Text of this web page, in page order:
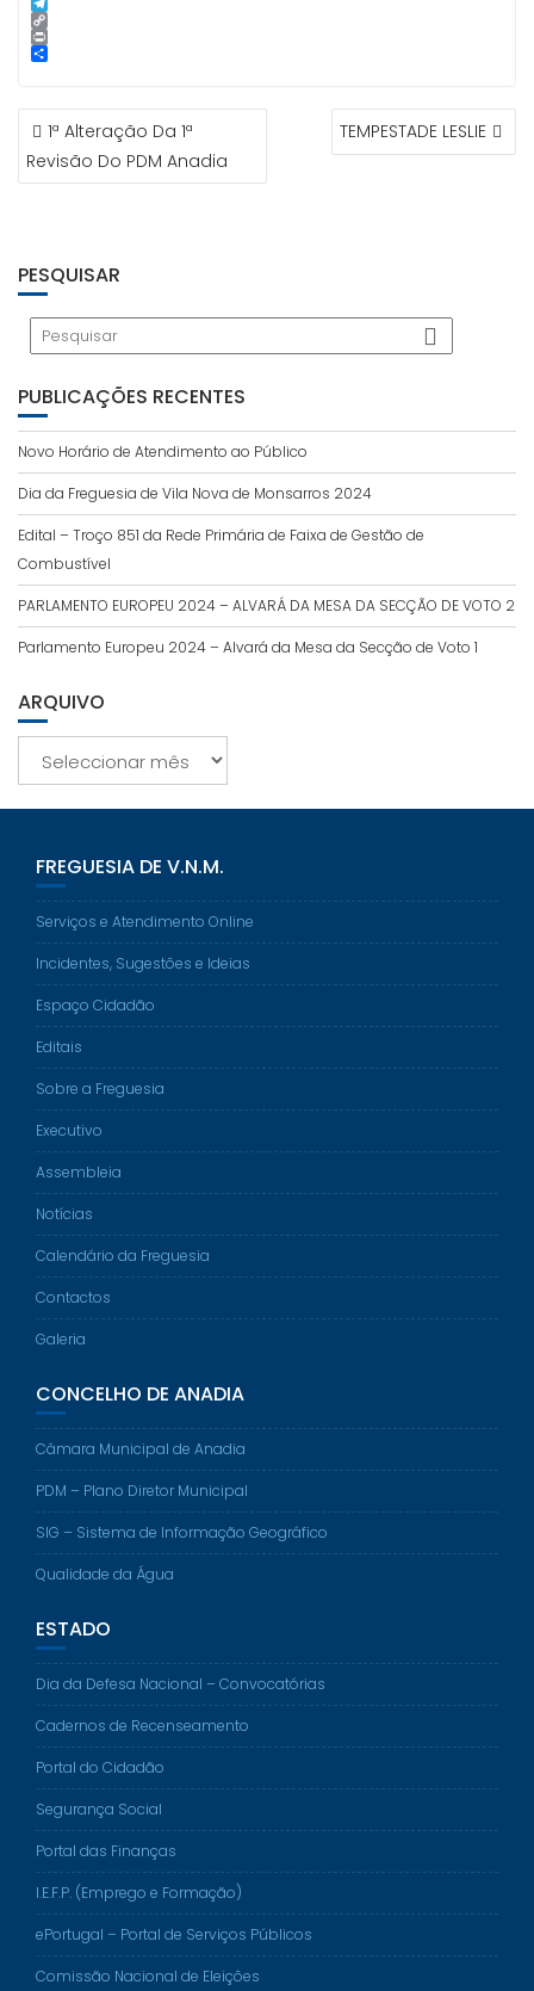
e
r
e
d
I
t
e
r
n
e
k
y
p
T
e
l
m
C
o
n
k
P
e
NAVEGAÇÃO
DE
ARTIGOS
1ª Alteração Da 1ª
Revisão Do PDM Anadia
TEMPESTADE LESLIE
PESQUISAR
PUBLICAÇÕES RECENTES
Novo Horário de Atendimento ao Público
Dia da Freguesia de Vila Nova de Monsarros 2024
Edital – Troço 851 da Rede Primária de Faixa de Gestão de
Combustível
PARLAMENTO EUROPEU 2024 – ALVARÁ DA MESA DA SECÇÃO DE VOTO 2
Parlamento Europeu 2024 – Alvará da Mesa da Secção de Voto 1
ARQUIVO
FREGUESIA DE V.N.M.
Serviços e Atendimento Online
Incidentes, Sugestões e Ideias
Espaço Cidadão
Editais
Sobre a Freguesia
Executivo
Assembleia
Notícias
Calendário da Freguesia
Contactos
Galeria
CONCELHO DE ANADIA
Câmara Municipal de Anadia
PDM – Plano Diretor Municipal
SIG – Sistema de Informação Geográfico
Qualidade da Água
ESTADO
Dia da Defesa Nacional – Convocatórias
Cadernos de Recenseamento
Portal do Cidadão
Segurança Social
Portal das Finanças
I.E.F.P. (Emprego e Formação)
ePortugal – Portal de Serviços Públicos
Comissão Nacional de Eleições